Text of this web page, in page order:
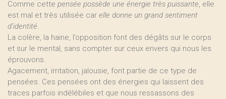
Comme cette pensée possède une énergie très puissante, elle
est mal et très utilisée car elle donne un grand sentiment
d’identité.
La colère, la haine, l’opposition font des dégâts sur le corps
et sur le mental, sans compter sur ceux envers qui nous les
éprouvons.
Agacement, irritation, jalousie, font partie de ce type de
pensées. Ces pensées ont des énergies qui laissent des
traces parfois indélébiles et que nous ressassons des